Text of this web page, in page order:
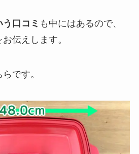
う口コミ も中にはあるので、
伝えします。
です。